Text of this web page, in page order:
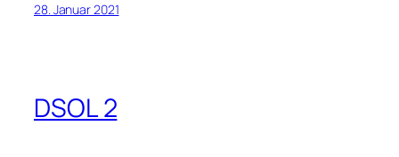
28. Januar 2021
DSOL 2